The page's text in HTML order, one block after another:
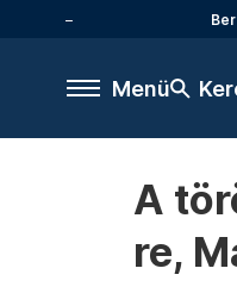
Menü
A
re,